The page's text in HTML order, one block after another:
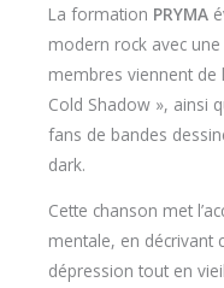
La formation PRYMA
modern rock avec
membres viennent de
Cold Shadow », ainsi
fans de bandes
dark.
Cette chanson met
mentale, en décrivant
dépression tout en